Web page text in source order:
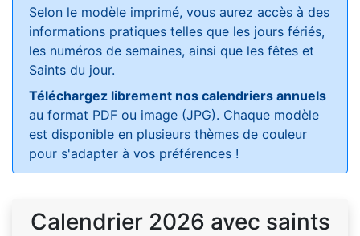
Selon le modèle imprimé, vous aurez accès à des
informations pratiques telles que les jours fériés,
les numéros de semaines, ainsi que les fêtes et
Saints du jour.
Téléchargez librement nos calendriers annuels
au format PDF ou image (JPG). Chaque modèle
est disponible en plusieurs thèmes de couleur
pour s'adapter à vos préférences !
Calendrier 2026 avec saints